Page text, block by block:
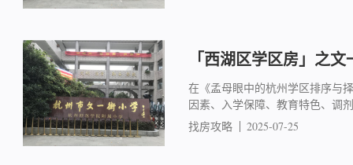
「西湖区学区房」之
在《孟母眼中的杭州学区排序与
因素、入学保障、教育特色、调
找房攻略
2025-07-25